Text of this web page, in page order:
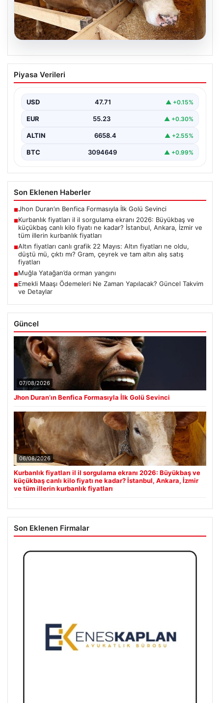
06.08.2026
Kurbanlık fiyatları il il sorgulama ekranı
2026: Büyükbaş ve küçükbaş canlı kilo
ve tüm illerin kurbanlık fiyatları
Piyasa Verileri
USD 47.71 ▲ +0.15%
EUR 55.23 ▲ +0.30%
ALTIN 6658.4 ▲ +2.55%
BTC 3094649 ▲ +0.99%
Son Eklenen Haberler
■Jhon Duran’ın Benfica Formasıyla İlk Golü Sevinci
■Kurbanlık fiyatları il il sorgulama ekranı 2026: Büyükbaş ve
küçükbaş canlı kilo fiyatı ne kadar? İstanbul, Ankara, İzmir ve
tüm illerin kurbanlık fiyatları
■Altın fiyatları canlı grafik 22 Mayıs: Altın fiyatları ne oldu,
düştü mü, çıktı mı? Gram, çeyrek ve tam altın alış satış
fiyatları
■Muğla Yatağan’da orman yangını
■Emekli Maaşı Ödemeleri Ne Zaman Yapılacak? Güncel Takvim
ve Detaylar
Güncel
07/08/2026
Jhon Duran’ın Benfica Formasıyla İlk Golü Sevinci
06/08/2026
Kurbanlık fiyatları il il sorgulama ekranı 2026: Büyükbaş ve
küçükbaş canlı kilo fiyatı ne kadar? İstanbul, Ankara, İzmir
ve tüm illerin kurbanlık fiyatları
Son Eklenen Firmalar